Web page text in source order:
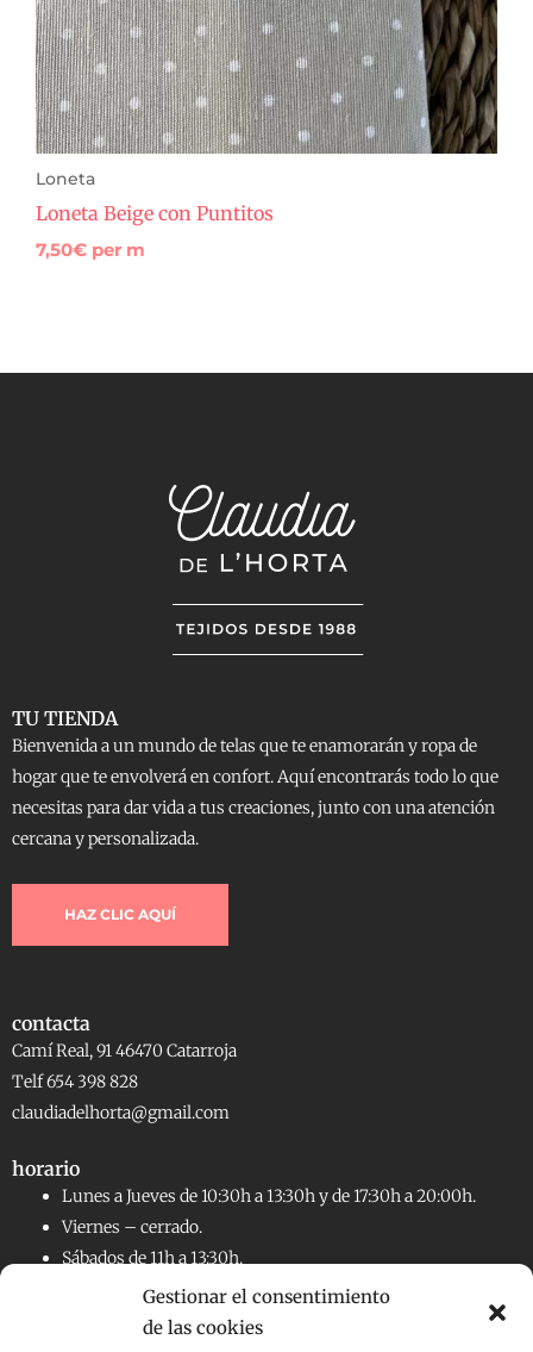
Gestionar el consentimiento
de las cookies
Loneta
Loneta Beige con Puntitos
7,50€ per m
TU TIENDA
Bienvenida a un mundo de telas que te enamorarán y ropa de
hogar que te envolverá en confort. Aquí encontrarás todo lo que
necesitas para dar vida a tus creaciones, junto con una atención
cercana y personalizada.
HAZ CLIC AQUÍ
contacta
Camí Real, 91 46470 Catarroja
Telf 654 398 828
claudiadelhorta@gmail.com
horario
Lunes a Jueves de 10:30h a 13:30h y de 17:30h a 20:00h.
Viernes – cerrado.
Sábados de 11h a 13:30h.